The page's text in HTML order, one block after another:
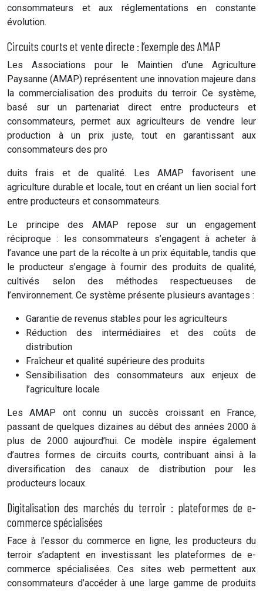
consommateurs et aux réglementations en constante
évolution.
Circuits courts et vente directe : l’exemple des AMAP
Les Associations pour le Maintien d’une Agriculture
Paysanne (AMAP) représentent une innovation majeure dans
la commercialisation des produits du terroir. Ce système,
basé sur un partenariat direct entre producteurs et
consommateurs, permet aux agriculteurs de vendre leur
production à un prix juste, tout en garantissant aux
consommateurs des pro
duits frais et de qualité. Les AMAP favorisent une
agriculture durable et locale, tout en créant un lien social fort
entre producteurs et consommateurs.
Le principe des AMAP repose sur un engagement
réciproque : les consommateurs s’engagent à acheter à
l’avance une part de la récolte à un prix équitable, tandis que
le producteur s’engage à fournir des produits de qualité,
cultivés selon des méthodes respectueuses de
l’environnement. Ce système présente plusieurs avantages :
Garantie de revenus stables pour les agriculteurs
Réduction des intermédiaires et des coûts de
distribution
Fraîcheur et qualité supérieure des produits
Sensibilisation des consommateurs aux enjeux de
l’agriculture locale
Les AMAP ont connu un succès croissant en France,
passant de quelques dizaines au début des années 2000 à
plus de 2000 aujourd’hui. Ce modèle inspire également
d’autres formes de circuits courts, contribuant ainsi à la
diversification des canaux de distribution pour les
producteurs locaux.
Digitalisation des marchés du terroir : plateformes de e-
commerce spécialisées
Face à l’essor du commerce en ligne, les producteurs du
terroir s’adaptent en investissant les plateformes de e-
commerce spécialisées. Ces sites web permettent aux
consommateurs d’accéder à une large gamme de produits